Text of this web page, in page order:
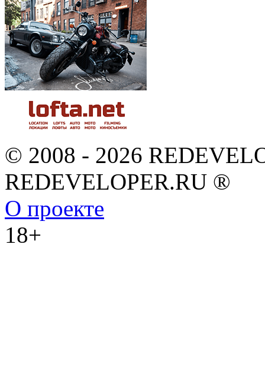
© 2008 - 2026
REDEVELOPER.RU ®
О проекте
18+